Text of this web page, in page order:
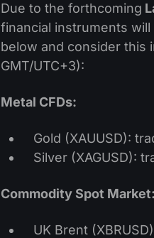
Due to the forthcoming
financial instruments
below and consider this
GMT/UTC+3):
Metal CFDs:
Gold (XAUUSD):
Silver (XAGUSD):
Commodity Spot Market:
UK Brent